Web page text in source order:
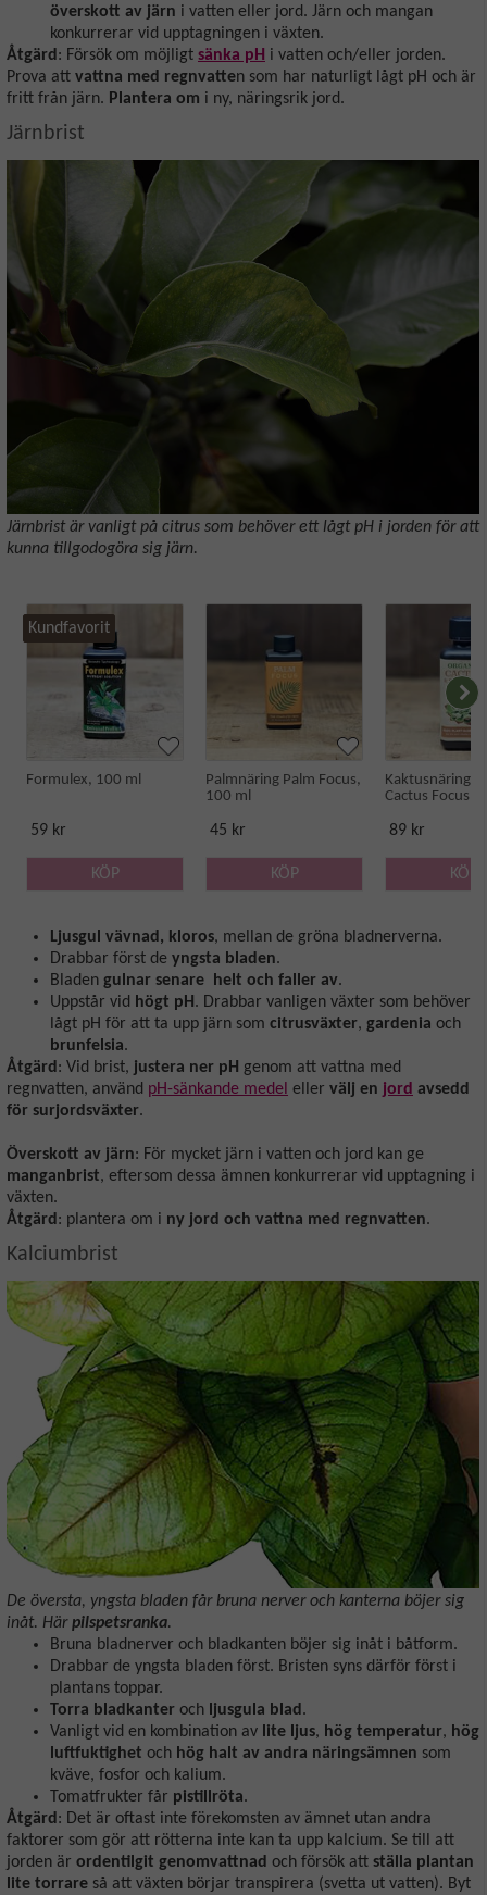
överskott av järn i vatten eller jord. Järn och mangan
konkurrerar vid upptagningen i växten.
Åtgärd : Försök om möjligt sänka pH i vatten och/eller jorden.
Prova att vattna med regnvatten som har naturligt lågt pH och är
fritt från järn. Plantera om i ny, näringsrik jord.
Järnbrist
Järnbrist är vanligt på citrus som behöver ett lågt pH i jorden för att
kunna tillgodogöra sig järn.
Kundfavorit
Formulex, 100 ml
59 kr
KÖP
Palmnäring Palm Focus,
100 ml
45 kr
KÖP
Kaktusnäring
Cactus Focus,
89 kr
KÖP
Ljusgul vävnad, kloros, mellan de gröna bladnerverna.
Drabbar först de yngsta bladen.
Bladen gulnar senare helt och faller av.
Uppstår vid högt pH. Drabbar vanligen växter som behöver
lågt pH för att ta upp järn som citrusväxter, gardenia och
brunfelsia.
Åtgärd: Vid brist, justera ner pH genom att vattna med
regnvatten, använd pH-sänkande medel eller välj en jord avsedd
för surjordsväxter.
Överskott av järn: För mycket järn i vatten och jord kan ge
manganbrist, eftersom dessa ämnen konkurrerar vid upptagning i
växten.
Åtgärd: plantera om i ny jord och vattna med regnvatten.
Kalciumbrist
De översta, yngsta bladen får bruna nerver och kanterna böjer sig
inåt. Härpilspetsranka.
Bruna bladnerver och bladkanten böjer sig inåt i båtform.
Drabbar de yngsta bladen först. Bristen syns därför först i
plantans toppar.
Torra bladkanter och ljusgula blad .
Vanligt vid en kombination av
lite ljus, hög temperatur, hög
luftfuktighet och hög halt av andra näringsämnen som
kväve, fosfor och kalium.
Tomatfrukter får pistillröta.
Åtgärd : Det är oftast inte förekomsten av ämnet utan andra
faktorer som gör att rötterna inte kan ta upp kalcium. Se till att
jorden är ordentilgit genomvattnad och försök att ställa plantan
lite torrare så att växten börjar transpirera (svetta ut vatten). Byt